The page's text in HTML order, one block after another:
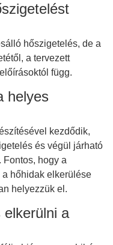
hőszigetelés, de a
a tervezett
függ.
helyes
kezdődik,
és végül járható
Fontos, hogy a
hőhidak elkerülése
helyezzük el.
elkerülni a